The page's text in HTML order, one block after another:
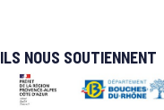
ILS NOUS SOUTIENNENT